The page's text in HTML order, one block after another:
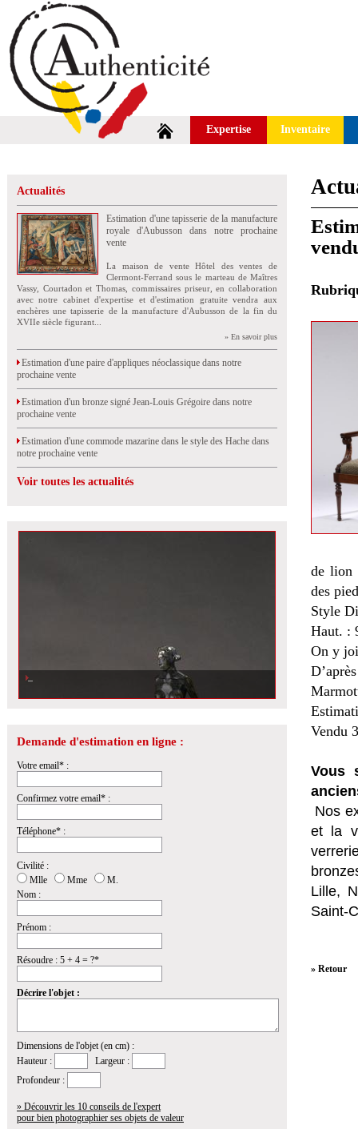
Expertise Inventaire
Actualités
Estimation d'une tapisserie de la manufacture
royale d'Aubusson dans notre prochaine
vente
La maison de vente Hôtel des ventes de
Clermont-Ferrand sous le marteau de Maîtres
Vassy, Courtadon et Thomas, commissaires priseur, en collaboration
avec notre cabinet d'expertise et d'estimation gratuite vendra aux
enchères une tapisserie de la manufacture d'Aubusson de la fin du
XVIIe siècle figurant...
» En savoir plus
Estimation d'une paire d'appliques néoclassique dans notre
prochaine vente
Estimation d'un bronze signé Jean-Louis Grégoire dans notre
prochaine vente
Estimation d'une commode mazarine dans le style des Hache dans
notre prochaine vente
Voir toutes les actualités
Demande d'estimation en ligne :
Votre email* :
Confirmez votre email* :
Téléphone* :
Civilité :
Mlle
Mme
M.
Nom :
Prénom :
Résoudre : 5 + 4 = ?*
Décrire l'objet :
Dimensions de l'objet (en cm) :
Hauteur :
Largeur :
Profondeur :
» Découvrir les 10 conseils de l'expert
pour bien photographier ses objets de valeur
de lion
des
Style
Haut. :
On y
Vendu
Vous
Nos
et la
Lille,
Saint-
» Retour